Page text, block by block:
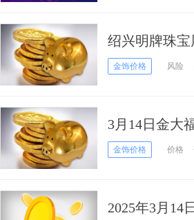
绍兴明牌珠宝
金饰价格 风险
3月14日金大
金饰价格 价格
2025年3月14